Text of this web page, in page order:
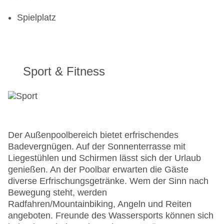
Spielplatz
Sport & Fitness
Der Außenpoolbereich bietet erfrischendes
Badevergnügen. Auf der Sonnenterrasse mit
Liegestühlen und Schirmen lässt sich der Urlaub
genießen. An der Poolbar erwarten die Gäste
diverse Erfrischungsgetränke. Wem der Sinn nach
Bewegung steht, werden
Radfahren/Mountainbiking, Angeln und Reiten
angeboten. Freunde des Wassersports können sich